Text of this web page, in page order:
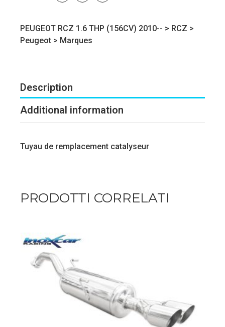
PEUGEOT RCZ 1.6 THP (156CV) 2010-- > RCZ >
Peugeot > Marques
Description
Additional information
Tuyau de remplacement catalyseur
PRODOTTI CORRELATI